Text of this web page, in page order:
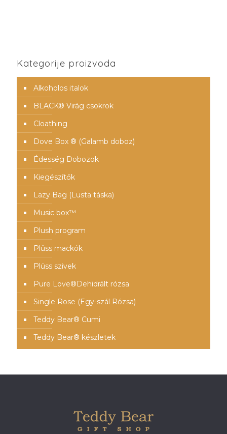
Kategorije proizvoda
Alkoholos italok
BLACK® Virág csokrok
Cloathing
Dove Box ® (Galamb doboz)
Édesség Dobozok
Kiegészítők
Lazy Bag (Lusta táska)
Music box™️
Plush program
Plüss mackók
Plüss szivek
Pure Love®️Dehidrált rózsa
Single Rose (Egy-szál Rózsa)
Teddy Bear® Cumi
Teddy Bear® készletek